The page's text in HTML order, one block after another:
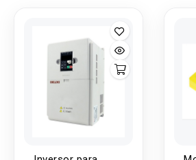
incluye una unidad.